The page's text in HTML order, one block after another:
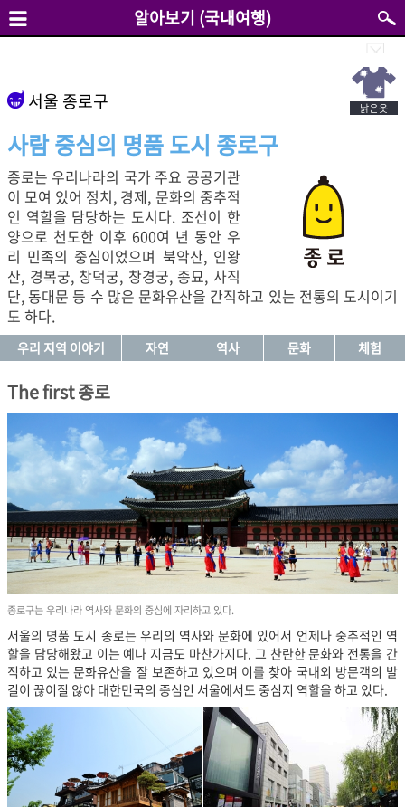
알아보기 (국내여행)
서울 종로구
사람 중심의 명품 도시 종로구
종로는 우리나라의 국가 주요 공공기관
이 모여 있어 정치, 경제, 문화의 중추적
인 역할을 담당하는 도시다. 조선이 한
양으로 천도한 이후 600여 년 동안 우
리 민족의 중심이었으며 북악산, 인왕
산, 경복궁, 창덕궁, 창경궁, 종묘, 사직
단, 동대문 등 수 많은 문화유산을 간직하고 있는 전통의 도시이기
도 하다.
우리 지역 이야기 자연 역사 문화 체험
The first 종로
종로구는 우리나라 역사와 문화의 중심에 자리하고 있다.
서울의 명품 도시 종로는 우리의 역사와 문화에 있어서 언제나 중추적인 역
할을 담당해왔고 이는 예나 지금도 마찬가지다. 그 찬란한 문화와 전통을 간
직하고 있는 문화유산을 잘 보존하고 있으며 이를 찾아 국내외 방문객의 발
길이 끊이질 않아 대한민국의 중심인 서울에서도 중심지 역할을 하고 있다.